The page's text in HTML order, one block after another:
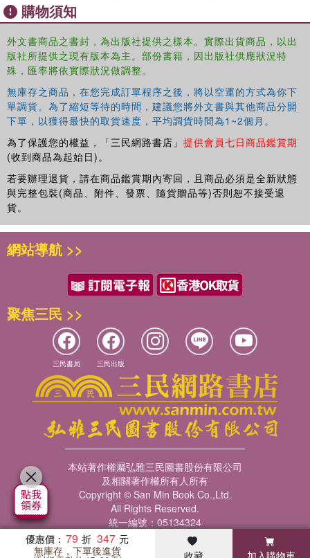
I Am So Strong is a great read-aloud for families and
classrooms, and a delightful story for anyone who's known
an overconfident wolf.
âThe wolf's comeuppance is deeply satisfying; the only
read it again.â Publishers Weekly
購物須知
外文書商品之書封，為出版社提供之樣本。實際出貨商品，以出
版社所提供之現有版本為主。部份書籍，因出版社供應狀況特
殊，匯率將依實際狀況做調整。
無庫存之商品，在您完成訂單程序之後，將以空運的方式為你下
單調貨。為了縮短等待的時間，建議您將外文書與其他商品分開
下單，以獲得最快的取貨速度，平均調貨時間為1~2個月。
為了保護您的權益，「三民網路書店」 提供會員七日商品鑑賞期
(收到商品為起始日)。
若要辦理退貨，請在商品鑑賞期內寄回，且商品必須是全新狀態
與完整包裝(商品、附件、發票、隨貨贈品等)否則恕不接受退
貨。
優惠價： 79 347
無庫存，下單後進貨 收藏 加入購物車
網站導航 >>
聚焦三民 >>
三民書局 三民出版
本站著作權屬弘雅三民圖書股份有限公司
及相關著作權所有人所有
Copyright © San Min Book Co.,Ltd.
All Rights Reserved.
統一編號：05134324